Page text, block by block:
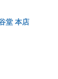
堂 本店